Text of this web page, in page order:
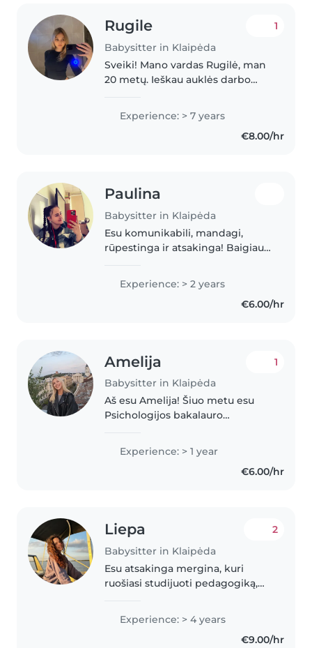
Rugile
Babysitter in Klaipėda
1
Sveiki! Mano vardas Rugilė, man
20 metų. Ieškau auklės darbo
rūpestinga ir labai myliu vaikus.
Turiu asmeninės patirties
prižiūrint savo 8 metų brolį,
Experience: > 7 years
€8.00/hr
Paulina
Babysitter in Klaipėda
Esu komunikabili, mandagi,
rūpestinga ir atsakinga! Baigiau
pedagogikos studentė. Atlikau
Experience: > 2 years
€6.00/hr
Amelija
Babysitter in Klaipėda
1
Aš esu Amelija! Šiuo metu esu
Psichologijos bakalauro
medicinos psichologė. Esu
kantri, rūpestinga, empatiška ir
Experience: > 1 year
€6.00/hr
Liepa
Babysitter in Klaipėda
2
Esu atsakinga mergina, kuri
ruošiasi studijuoti pedagogiką,
mažens, esu dirbus aukle kelis
kartus, turiu judrų beveik keturių
metų sūnėną, kurį prižiūriu,..
Experience: > 4 years
€9.00/hr